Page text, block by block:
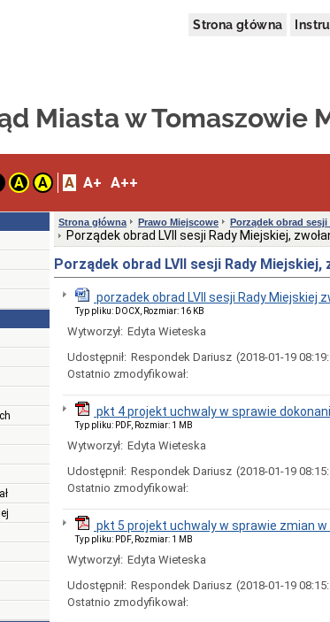
Strona główna
Miasta w Tomaszowie
A A A A+ A++
Strona główna Prawo Miejscowe Porządek obrad sesji
Porządek obrad LVII sesji Rady Miejskiej,
Porządek obrad LVII sesji Rady
porzadek obrad LVII sesji Rady Miejskiej
Typ pliku: DOCX, Rozmiar: 16 KB
Wytworzył: Edyta Wieteska
Udostępnił: Respondek Dariusz (2018-01-19
Ostatnio zmodyfikował:
pkt 4 projekt uchwaly w sprawie
Typ pliku: PDF, Rozmiar: 1 MB
Wytworzył: Edyta Wieteska
Udostępnił: Respondek Dariusz (2018-01-19
Ostatnio zmodyfikował:
pkt 5 projekt uchwaly w sprawie zmian w
Typ pliku: PDF, Rozmiar: 1 MB
Wytworzył: Edyta Wieteska
Udostępnił: Respondek Dariusz (2018-01-19
Ostatnio zmodyfikował: